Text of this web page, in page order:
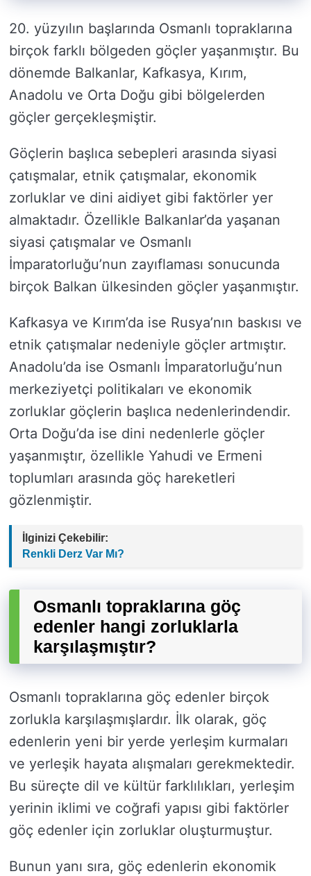
20. yüzyılın başlarında Osmanlı topraklarına
birçok farklı bölgeden göçler yaşanmıştır. Bu
dönemde Balkanlar, Kafkasya, Kırım,
Anadolu ve Orta Doğu gibi bölgelerden
göçler gerçekleşmiştir.
Göçlerin başlıca sebepleri arasında siyasi
çatışmalar, etnik çatışmalar, ekonomik
zorluklar ve dini aidiyet gibi faktörler yer
almaktadır. Özellikle Balkanlar’da yaşanan
siyasi çatışmalar ve Osmanlı
İmparatorluğu’nun zayıflaması sonucunda
birçok Balkan ülkesinden göçler yaşanmıştır.
Kafkasya ve Kırım’da ise Rusya’nın baskısı ve
etnik çatışmalar nedeniyle göçler artmıştır.
Anadolu’da ise Osmanlı İmparatorluğu’nun
merkeziyetçi politikaları ve ekonomik
zorluklar göçlerin başlıca nedenlerindendir.
Orta Doğu’da ise dini nedenlerle göçler
yaşanmıştır, özellikle Yahudi ve Ermeni
toplumları arasında göç hareketleri
gözlenmiştir.
İlginizi Çekebilir:
Renkli Derz Var Mı?
Osmanlı topraklarına göç
edenler hangi zorluklarla
karşılaşmıştır?
Osmanlı topraklarına göç edenler birçok
zorlukla karşılaşmışlardır. İlk olarak, göç
edenlerin yeni bir yerde yerleşim kurmaları
ve yerleşik hayata alışmaları gerekmektedir.
Bu süreçte dil ve kültür farklılıkları, yerleşim
yerinin iklimi ve coğrafi yapısı gibi faktörler
göç edenler için zorluklar oluşturmuştur.
Bunun yanı sıra, göç edenlerin ekonomik